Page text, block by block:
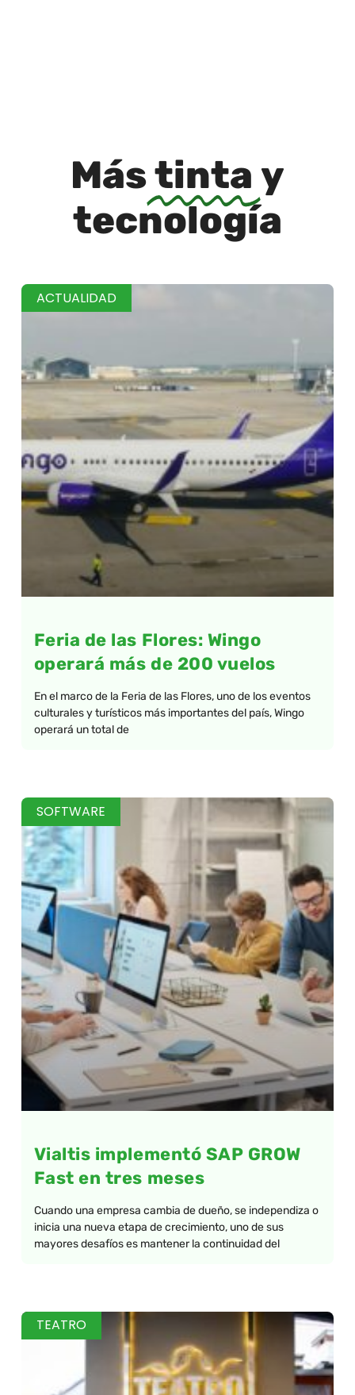
Mástinta y
tecnología
ACTUALIDAD
Feria de las Flores: Wingo
operará más de 200 vuelos
En el marco de la Feria de las Flores, uno de los eventos
culturales y turísticos más importantes del país, Wingo
operará un total de
SOFTWARE
Vialtis implementó SAP GROW
Fast en tres meses
Cuando una empresa cambia de dueño, se independiza o
inicia una nueva etapa de crecimiento, uno de sus
mayores desafíos es mantener la continuidad del
TEATRO